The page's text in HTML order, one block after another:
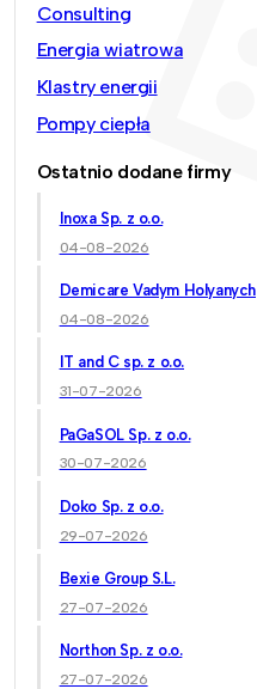
Consulting
Energia wiatrowa
Klastry energii
Pompy ciepła
Ostatnio dodane firmy
Inoxa Sp. z o.o.
04-08-2026
Demicare Vadym Holyanych
04-08-2026
IT and C sp. z o.o.
31-07-2026
PaGaSOL Sp. z o.o.
30-07-2026
Doko Sp. z o.o.
29-07-2026
Bexie Group S.L.
27-07-2026
Northon Sp. z o.o.
27-07-2026